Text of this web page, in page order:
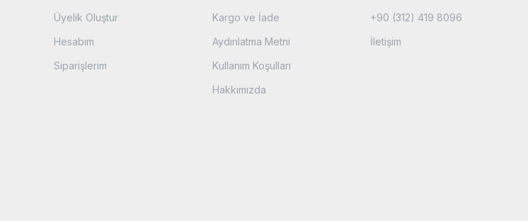
Üyelik Oluştur
Hesabım
Siparişlerim
Kargo ve İade
Aydınlatma Metni
Kullanım Koşulları
Hakkımızda
+90 (312) 419 8096
İletişim